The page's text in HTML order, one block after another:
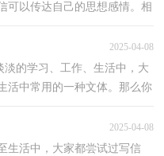
可以传达自己的思想感情。相
2025-04-08
的学习、工作、生活中，大
活中常用的一种文体。那么你
2025-04-08
生活中，大家都尝试过写信